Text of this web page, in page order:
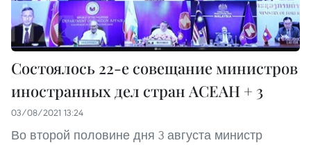
Состоялось 22-е совещание министров
иностранных дел стран АСЕАН + 3
03/08/2021 13:24
Во второй половине дня 3 августа министр